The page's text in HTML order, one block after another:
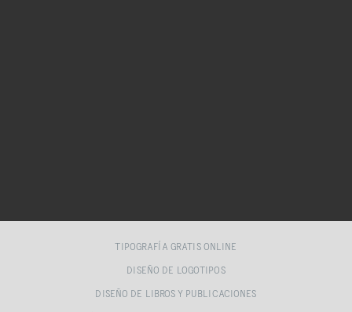
TIPOGRAFÍA GRATIS ONLINE
DISEÑO DE LOGOTIPOS
DISEÑO DE LIBROS Y PUBLICACIONES